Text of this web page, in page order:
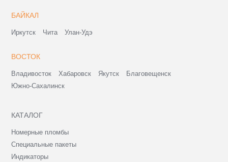
БАЙКАЛ
Иркутск Чита Улан-Удэ
ВОСТОК
Владивосток Хабаровск Якутск
Благовещенск
Южно-Сахалинск
КАТАЛОГ
Номерные пломбы
Специальные пакеты
Индикаторы